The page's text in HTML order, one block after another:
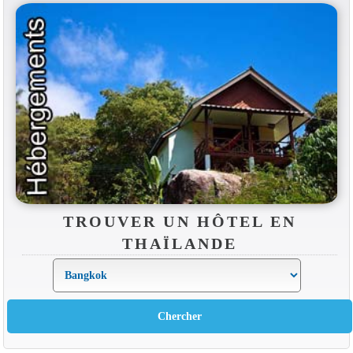
TROUVER UN HÔTEL EN
THAÏLANDE